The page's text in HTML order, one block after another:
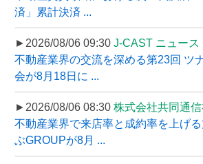
済」累計決済 ...
►2026/08/06 09:30 J-CAST ニュース
不動産業界の交流を深める第23回 ツ
会が8月18日に ...
►2026/08/06 08:30 株式会社共同通信
不動産業界で来店率と成約率を上げ
ぶGROUPが8月 ...